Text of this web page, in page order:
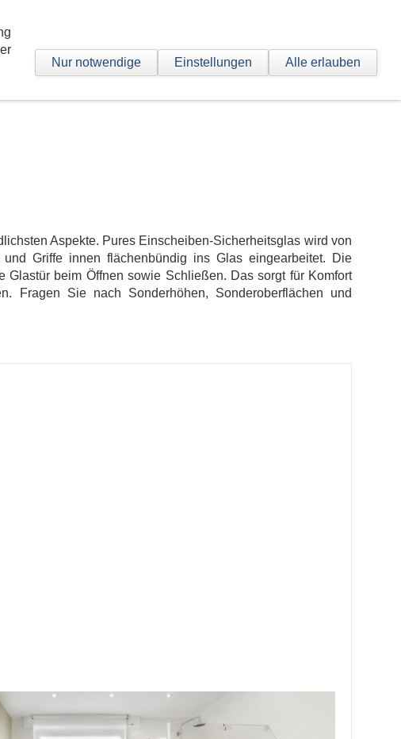
Aspekte. Pures Einscheiben-Sicherheitsglas wird von
Griffe innen flächenbündig ins Glas eingearbeitet. Die
beim Öffnen sowie Schließen. Das sorgt für Komfort
Sie nach Sonderhöhen, Sonderoberflächen und
Nur notwendige Einstellungen Alle erlauben